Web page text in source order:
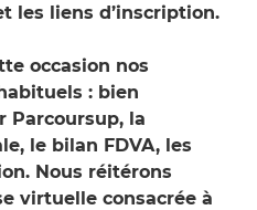
les liens d’inscription.
occasion nos
: bien
la
le bilan FDVA, les
Nous réitérons
virtuelle consacrée à